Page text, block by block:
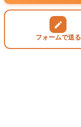
フォームで送る